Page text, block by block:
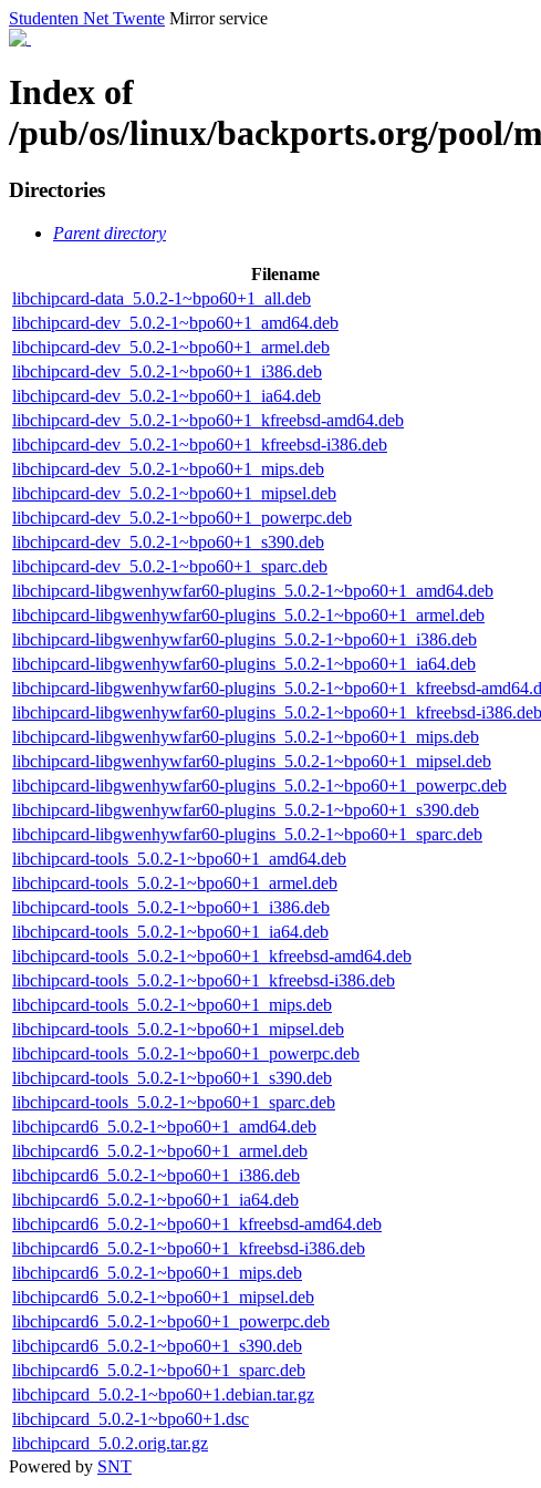
Studenten Net Twente Mirror service
Index of
/pub/os/linux/backports.org/pool/
Directories
Parent directory
Filename
libchipcard-data_5.0.2-1~bpo60+1_all.deb
libchipcard-dev_5.0.2-1~bpo60+1_amd64.deb
libchipcard-dev_5.0.2-1~bpo60+1_armel.deb
libchipcard-dev_5.0.2-1~bpo60+1_i386.deb
libchipcard-dev_5.0.2-1~bpo60+1_ia64.deb
libchipcard-dev_5.0.2-1~bpo60+1_kfreebsd-amd64.deb
libchipcard-dev_5.0.2-1~bpo60+1_kfreebsd-i386.deb
libchipcard-dev_5.0.2-1~bpo60+1_mips.deb
libchipcard-dev_5.0.2-1~bpo60+1_mipsel.deb
libchipcard-dev_5.0.2-1~bpo60+1_powerpc.deb
libchipcard-dev_5.0.2-1~bpo60+1_s390.deb
libchipcard-dev_5.0.2-1~bpo60+1_sparc.deb
libchipcard-libgwenhywfar60-plugins_5.0.2-1~bpo60+1_amd64.deb
libchipcard-libgwenhywfar60-plugins_5.0.2-1~bpo60+1_armel.deb
libchipcard-libgwenhywfar60-plugins_5.0.2-1~bpo60+1_i386.deb
libchipcard-libgwenhywfar60-plugins_5.0.2-1~bpo60+1_ia64.deb
libchipcard-libgwenhywfar60-plugins_5.0.2-1~bpo60+1_kfreebsd-
libchipcard-libgwenhywfar60-plugins_5.0.2-1~bpo60+1_kfreebsd-i386.deb
libchipcard-libgwenhywfar60-plugins_5.0.2-1~bpo60+1_mips.deb
libchipcard-libgwenhywfar60-plugins_5.0.2-1~bpo60+1_mipsel.deb
libchipcard-libgwenhywfar60-plugins_5.0.2-1~bpo60+1_powerpc.deb
libchipcard-libgwenhywfar60-plugins_5.0.2-1~bpo60+1_s390.deb
libchipcard-libgwenhywfar60-plugins_5.0.2-1~bpo60+1_sparc.deb
libchipcard-tools_5.0.2-1~bpo60+1_amd64.deb
libchipcard-tools_5.0.2-1~bpo60+1_armel.deb
libchipcard-tools_5.0.2-1~bpo60+1_i386.deb
libchipcard-tools_5.0.2-1~bpo60+1_ia64.deb
libchipcard-tools_5.0.2-1~bpo60+1_kfreebsd-amd64.deb
libchipcard-tools_5.0.2-1~bpo60+1_kfreebsd-i386.deb
libchipcard-tools_5.0.2-1~bpo60+1_mips.deb
libchipcard-tools_5.0.2-1~bpo60+1_mipsel.deb
libchipcard-tools_5.0.2-1~bpo60+1_powerpc.deb
libchipcard-tools_5.0.2-1~bpo60+1_s390.deb
libchipcard-tools_5.0.2-1~bpo60+1_sparc.deb
libchipcard6_5.0.2-1~bpo60+1_amd64.deb
libchipcard6_5.0.2-1~bpo60+1_armel.deb
libchipcard6_5.0.2-1~bpo60+1_i386.deb
libchipcard6_5.0.2-1~bpo60+1_ia64.deb
libchipcard6_5.0.2-1~bpo60+1_kfreebsd-amd64.deb
libchipcard6_5.0.2-1~bpo60+1_kfreebsd-i386.deb
libchipcard6_5.0.2-1~bpo60+1_mips.deb
libchipcard6_5.0.2-1~bpo60+1_mipsel.deb
libchipcard6_5.0.2-1~bpo60+1_powerpc.deb
libchipcard6_5.0.2-1~bpo60+1_s390.deb
libchipcard6_5.0.2-1~bpo60+1_sparc.deb
libchipcard_5.0.2-1~bpo60+1.debian.tar.gz
libchipcard_5.0.2-1~bpo60+1.dsc
libchipcard_5.0.2.orig.tar.gz
Powered by SNT